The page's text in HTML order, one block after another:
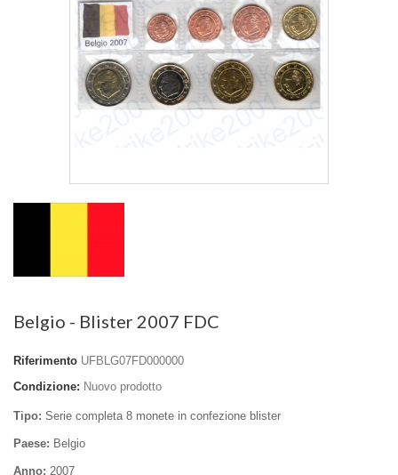
Belgio - Blister 2007 FDC
Riferimento UFBLG07FD000000
Condizione: Nuovo prodotto
Tipo: Serie completa 8 monete in confezione blister
Paese: Belgio
Anno: 2007